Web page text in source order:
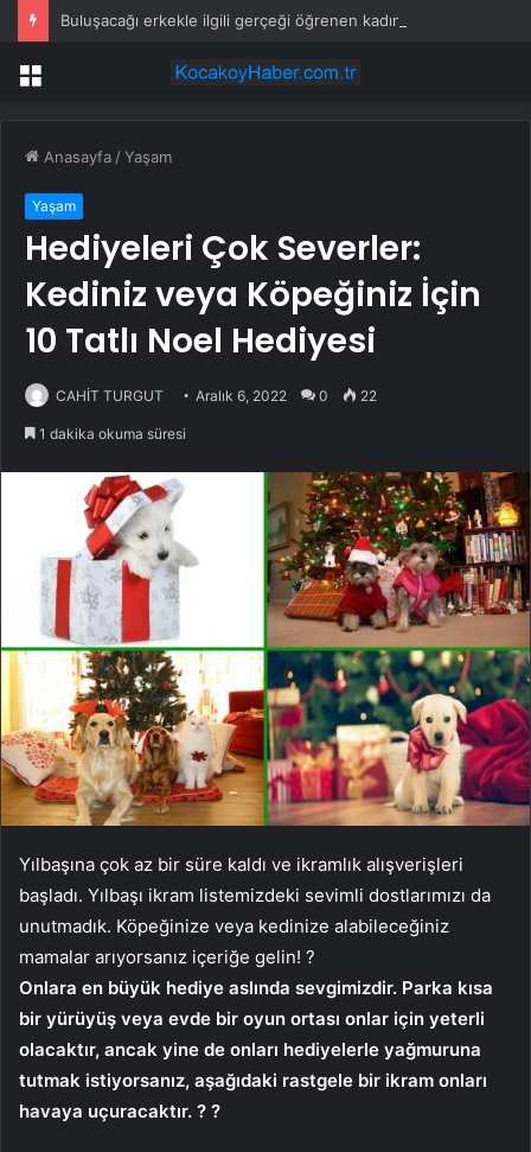
Menü
Anasayfa /Yaşam
Yaşam
Hediyeleri Çok Severler:
Kediniz veya Köpeğiniz İçin
10 Tatlı Noel Hediyesi
CAHİT TURGUT Aralık 6, 2022 0 22
1 dakika okuma süresi
Yılbaşına çok az bir süre kaldı ve ikramlık alışverişleri
başladı. Yılbaşı ikram listemizdeki sevimli dostlarımızı da
unutmadık. Köpeğinize veya kedinize alabileceğiniz
mamalar arıyorsanız içeriğe gelin! ?
Onlara en büyük hediye aslında sevgimizdir. Parka kısa
bir yürüyüş veya evde bir oyun ortası onlar için yeterli
olacaktır, ancak yine de onları hediyelerle yağmuruna
tutmak istiyorsanız, aşağıdaki rastgele bir ikram onları
havaya uçuracaktır. ? ?